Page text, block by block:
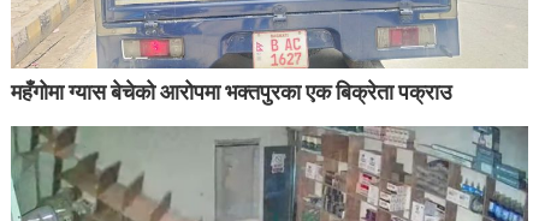
महँगोमा ग्यास बेचेको आरोपमा भक्तपुरका एक बिक्रेता पक्राउ